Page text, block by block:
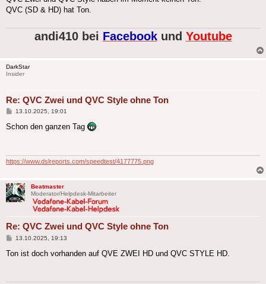
QVC (SD & HD) hat Ton.
andi410 bei Facebookund Youtube
DarkStar
Insider
Re: QVC Zwei und QVC Style ohne Ton
Beitrag
13.10.2025, 19:01
Schon den ganzen Tag
https://www.dslreports.com/speedtest/4177775.png
Beatmaster
Moderator/Helpdesk-Mitarbeiter
Re: QVC Zwei und QVC Style ohne Ton
Beitrag
13.10.2025, 19:13
Ton ist doch vorhanden auf QVE ZWEI HD und QVC STYLE HD.